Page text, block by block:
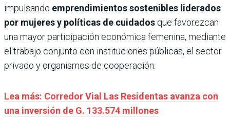
impulsando emprendimientos sostenibles liderados
por mujeres y políticas de cuidados que favorezcan
una mayor participación económica femenina, mediante
el trabajo conjunto con instituciones públicas, el sector
privado y organismos de cooperación.
Lea más: Corredor Vial Las Residentas avanza con
una inversión de G. 133.574 millones